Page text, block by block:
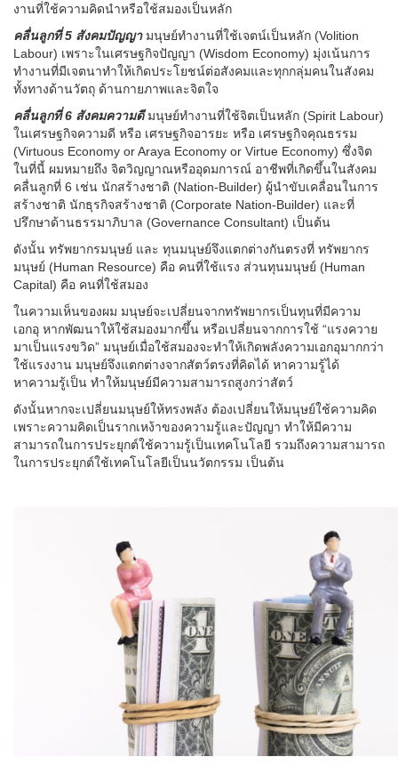
งานที่ใช้ความคิดนำหรือใช้สมองเป็นหลัก
คลื่นลูกที่ 5 สังคมปัญญามนุษย์ทำงานที่ใช้เจตน์เป็นหลัก (Volition
Labour) เพราะในเศรษฐกิจปัญญา (Wisdom Economy) มุ่งเน้นการ
ทำงานที่มีเจตนาทำให้เกิดประโยชน์ต่อสังคมและทุกกลุ่มคนในสังคม
ทั้งทางด้านวัตถุ ด้านกายภาพและจิตใจ
คลื่นลูกที่ 6 สังคมความดีมนุษย์ทำงานที่ใช้จิตเป็นหลัก (Spirit Labour)
ในเศรษฐกิจความดี หรือ เศรษฐกิจอารยะ หรือ เศรษฐกิจคุณธรรม
(Virtuous Economy or Araya Economy or Virtue Economy) ซึ่งจิต
ในที่นี้ ผมหมายถึง จิตวิญญาณหรืออุดมการณ์ อาชีพที่เกิดขึ้นในสังคม
คลื่นลูกที่ 6 เช่น นักสร้างชาติ (Nation-Builder) ผู้นำขับเคลื่อนในการ
สร้างชาติ นักธุรกิจสร้างชาติ (Corporate Nation-Builder) และที่
ปรึกษาด้านธรรมาภิบาล (Governance Consultant) เป็นต้น
ดังนั้น ทรัพยากรมนุษย์ และ ทุนมนุษย์จึงแตกต่างกันตรงที่ ทรัพยากร
มนุษย์ (Human Resource) คือ คนที่ใช้แรง ส่วนทุนมนุษย์ (Human
Capital) คือ คนที่ใช้สมอง
ในความเห็นของผม มนุษย์จะเปลี่ยนจากทรัพยากรเป็นทุนที่มีความ
เอกอุ หากพัฒนาให้ใช้สมองมากขึ้น หรือเปลี่ยนจากการใช้ “แรงควาย
มาเป็นแรงขวิด” มนุษย์เมื่อใช้สมองจะทำให้เกิดพลังความเอกอุมากกว่า
ใช้แรงงาน มนุษย์จึงแตกต่างจากสัตว์ตรงที่คิดได้ หาความรู้ได้
หาความรู้เป็น ทำให้มนุษย์มีความสามารถสูงกว่าสัตว์
ดังนั้นหากจะเปลี่ยนมนุษย์ให้ทรงพลัง ต้องเปลี่ยนให้มนุษย์ใช้ความคิด
เพราะความคิดเป็นรากเหง้าของความรู้และปัญญา ทำให้มีความ
สามารถในการประยุกต์ใช้ความรู้เป็นเทคโนโลยี รวมถึงความสามารถ
ในการประยุกต์ใช้เทคโนโลยีเป็นนวัตกรรม เป็นต้น